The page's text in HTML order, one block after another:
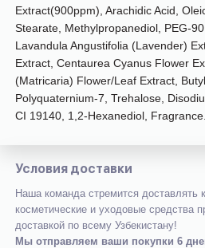
Extract(900ppm), Arachidic Acid,
Stearate, Methylpropanediol, PEG-
Lavandula Angustifolia (Lavender)
Extract, Centaurea Cyanus Flower
(Matricaria) Flower/Leaf Extract,
Polyquaternium-7, Trehalose,
CI 19140, 1,2-Hexanediol, Fragrance.
Условия доставки
Наша команда стремится доставлять
косметические и уходовые средства
доставкой по всему Узбекистану!
Мы отправляем ваши покупки 6